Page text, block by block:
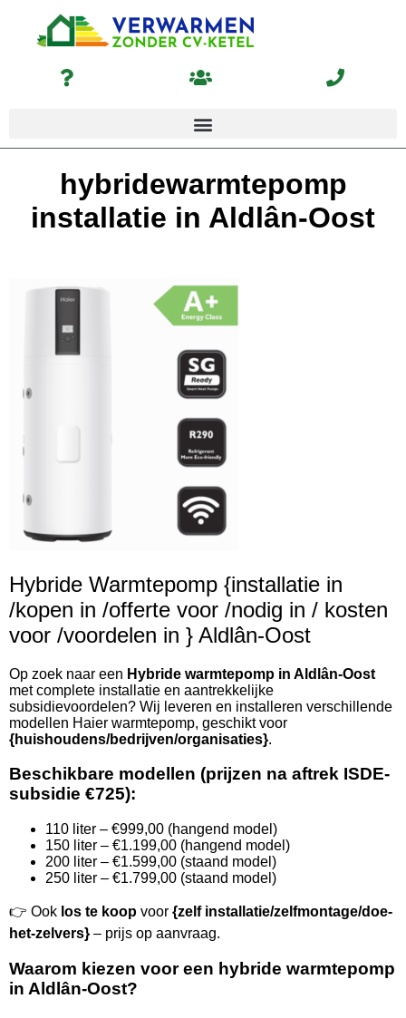
hybridewarmtepomp
installatie in Aldlân-Oost
Hybride Warmtepomp {installatie in
/kopen in /offerte voor /nodig in / kosten
voor /voordelen in } Aldlân-Oost
Op zoek naar een Hybride warmtepomp in Aldlân-Oost
met complete installatie en aantrekkelijke
subsidievoordelen? Wij leveren en installeren verschillende
modellen Haier warmtepomp, geschikt voor
{huishoudens/bedrijven/organisaties}.
Beschikbare modellen (prijzen na aftrek ISDE-
subsidie €725):
110 liter – €999,00 (hangend model)
150 liter – €1.199,00 (hangend model)
200 liter – €1.599,00 (staand model)
250 liter – €1.799,00 (staand model)
👉 Ook los te koop voor {zelf installatie/zelfmontage/doe-
het-zelvers} – prijs op aanvraag.
Waarom kiezen voor een hybride warmtepomp
in Aldlân-Oost?